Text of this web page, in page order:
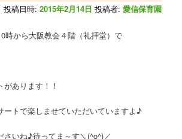
投稿日時: 2015年2月14日 投稿者: 愛信保育園
時から大阪教会４階（礼拝堂）で
あります！！
ートで楽しませていただいていますよ♪
さいね♪待ってま～す＼(^o^)／